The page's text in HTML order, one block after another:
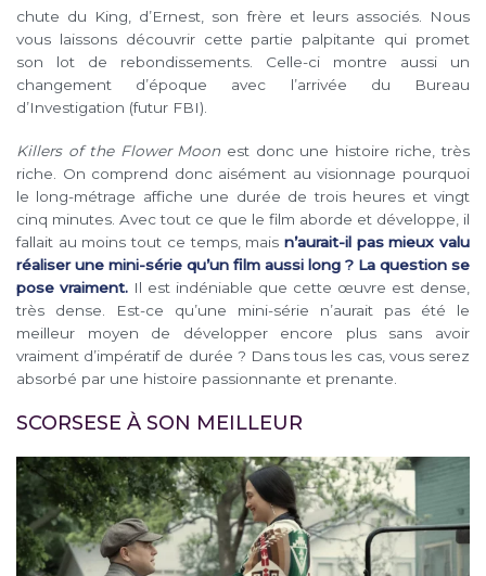
chute du King, d’Ernest, son frère et leurs associés. Nous
vous laissons découvrir cette partie palpitante qui promet
son lot de rebondissements. Celle-ci montre aussi un
changement d’époque avec l’arrivée du Bureau
d’Investigation (futur FBI).
Killers of the Flower Moon est donc une histoire riche, très
riche. On comprend donc aisément au visionnage pourquoi
le long-métrage affiche une durée de trois heures et vingt
cinq minutes. Avec tout ce que le film aborde et développe, il
fallait au moins tout ce temps, mais n’aurait-il pas mieux valu
réaliser une mini-série qu’un film aussi long ? La question se
pose vraiment. Il est indéniable que cette œuvre est dense,
très dense. Est-ce qu’une mini-série n’aurait pas été le
meilleur moyen de développer encore plus sans avoir
vraiment d’impératif de durée ? Dans tous les cas, vous serez
absorbé par une histoire passionnante et prenante.
SCORSESE À SON MEILLEUR